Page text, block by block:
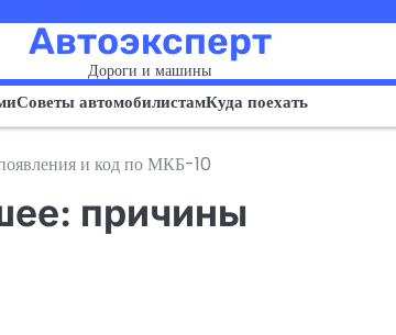
Автоэксперт
Дороги и машины
Советы автомобилистамКуда поехать
и код по МКБ-10
причины